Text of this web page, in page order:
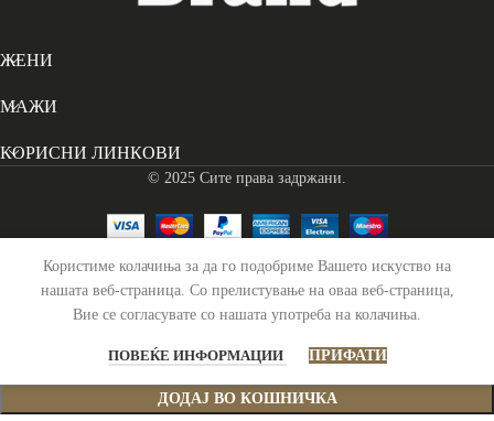
ЖЕНИ
МАЖИ
КОРИСНИ ЛИНКОВИ
© 2025 Сите права задржани.
Користиме колачиња за да го подобриме Вашето искуство на
нашата веб-страница. Со прелистување на оваа веб-страница,
Вие се согласувате со нашата употреба на колачиња.
ПОВЕЌЕ ИНФОРМАЦИИ ПРИФАТИ
Паричник за Картички Hannover – Црвен
ДОДАЈ ВО КОШНИЧКА